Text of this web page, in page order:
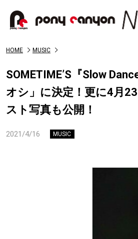
HOME MUSIC
SOMETIME’S『Slow
オシ」に決定！更に4月
スト写真も公開！
2021/4/16 MUSIC